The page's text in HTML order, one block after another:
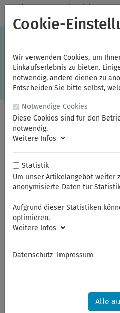
✓Jeden Monat starke Aktionen
Kostenlose Lieferung im Inland
Einkaufserlebnis. Dabei werden
Informationen oder die
gespeichert. Ohne Cookies ist
Online-Shops eingeschränkt.
einverstanden, klicken Sie bitte
Sehr geehrte
Ihre Bestellungen in
24.08.2026
Eine schöne
Cookie-
Wir verwenden Cookies, um
Einkaufserlebnis zu bieten.
notwendig, andere dienen zu
Entscheiden Sie bitte selbst,
Notwendige Cookies
Diese Cookies sind für den
notwendig.
Weitere Infos
Statistik
Um unser Artikelangebot weiter
anonymisierte Daten für
Aufgrund dieser Statistiken
optimieren.
Weitere Infos
Datenschutz Impressum
Alle